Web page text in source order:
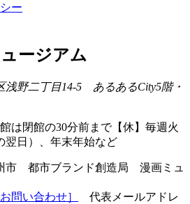
ー
ージアム
浅野二丁目14-5 あるあるCity5階・
は閉館の30分前まで【休】毎週火
翌日）、年末年始など
市 都市ブランド創造局 漫画ミュ
お問い合わせ］
代表メールアドレ